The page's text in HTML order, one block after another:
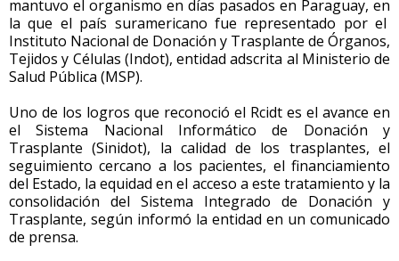
mantuvo el organismo en días pasados en Paraguay, en
la que el país suramericano fue representado por el
Instituto Nacional de Donación y Trasplante de Órganos,
Tejidos y Células (Indot), entidad adscrita al Ministerio de
Salud Pública (MSP).
Uno de los logros que reconoció el Rcidt es el avance en
el Sistema Nacional Informático de Donación y
Trasplante (Sinidot), la calidad de los trasplantes, el
seguimiento cercano a los pacientes, el financiamiento
del Estado, la equidad en el acceso a este tratamiento y la
consolidación del Sistema Integrado de Donación y
Trasplante, según informó la entidad en un comunicado
de prensa.